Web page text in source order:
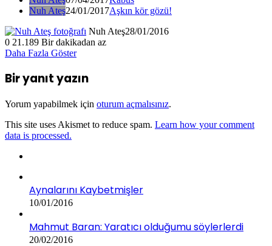
Nuh Ateş24/01/2017Aşkın kör gözü!
Nuh Ateş28/01/2016
0 21.189 Bir dakikadan az
Daha Fazla Göster
Bir yanıt yazın
Yorum yapabilmek için oturum açmalısınız.
This site uses Akismet to reduce spam. Learn how your comment
data is processed.
Aynalarını Kaybetmişler
10/01/2016
Mahmut Baran: Yaratıcı olduğumu söylerlerdi
20/02/2016